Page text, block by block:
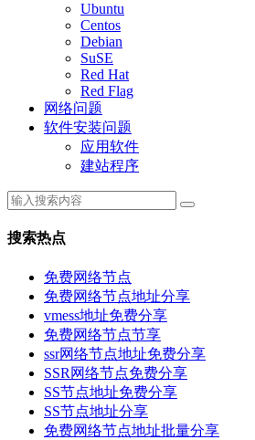
Ubuntu
Centos
Debian
SuSE
Red Hat
Red Flag
网络问题
软件安装问题
应用软件
建站程序
搜索热点
免费网络节点
免费网络节点地址分享
vmess地址免费分享
免费网络节点节享
ssr网络节点地址免费分享
SSR网络节点免费分享
SS节点地址免费分享
SS节点地址分享
免费网络节点地址批量分享